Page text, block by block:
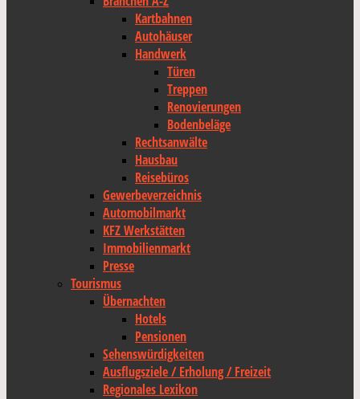
Kartbahnen
Autohäuser
Handwerk
Türen
Treppen
Renovierungen
Bodenbeläge
Rechtsanwälte
Hausbau
Reisebüros
Gewerbeverzeichnis
Automobilmarkt
KFZ Werkstätten
Immobilienmarkt
Presse
Tourismus
Übernachten
Hotels
Pensionen
Sehenswürdigkeiten
Ausflugsziele / Erholung / Freizeit
Regionales Lexikon